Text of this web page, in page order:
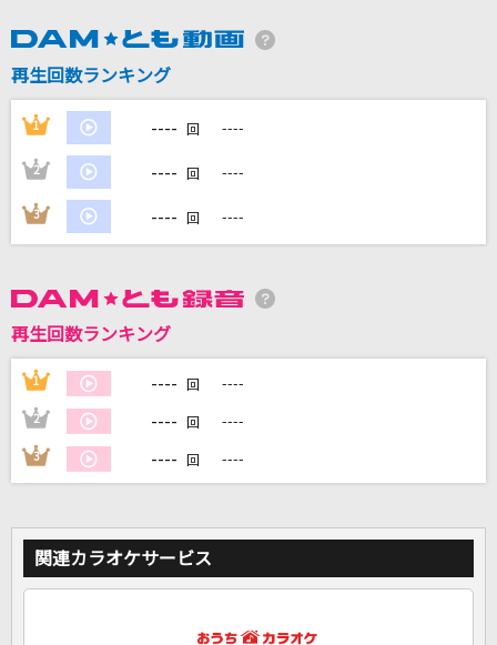
Editorial
Official髭男dism
DAMの新曲・ランキングなど
DAMに会員登録・ログインして
カラオケをもっと楽しもう！
再生回数ランキング
1 ---- 回 ----
2 ---- 回 ----
3 ---- 回 ----
再生回数ランキング
1 ---- 回 ----
2 ---- 回 ----
3 ---- 回 ----
関連カラオケサービス